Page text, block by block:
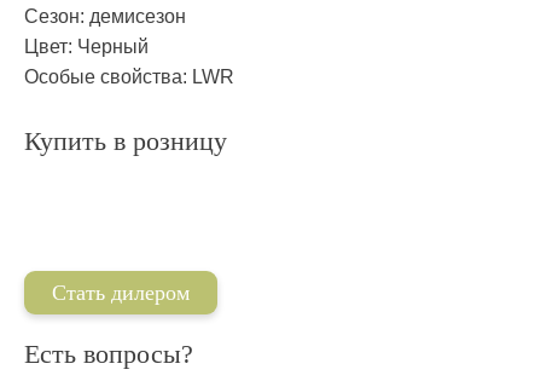
Сезон: демисезон
Цвет: Черный
Особые свойства: LWR
Купить в розницу
Стать дилером
Есть вопросы?